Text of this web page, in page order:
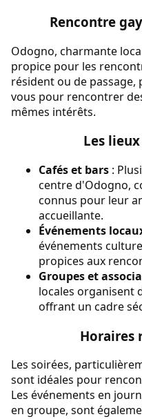
Rencontre
Odogno, charmante
propice pour les
résident ou de
vous pour rencontrer
mêmes intérêts.
Les
Cafés et bars :
centre d'Odogno,
connus pour leur
accueillante.
Événements
événements
propices aux
Groupes et
locales organisent
offrant un cadre
Horaires
Les soirées,
sont idéales pour
Les événements en
en groupe, sont